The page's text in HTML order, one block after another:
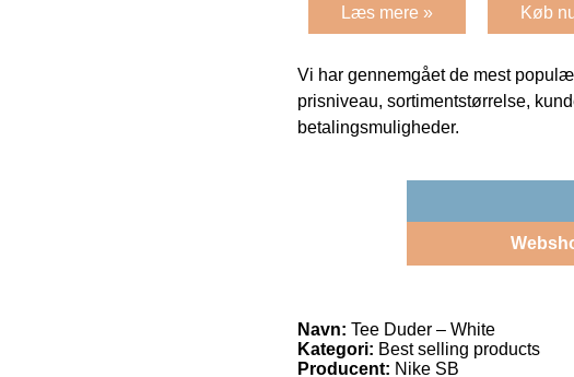
Læs mere » Køb
Vi har gennemgået de mest
prisniveau, sortimentstørrelse,
betalingsmuligheder.
Navn: Tee Duder – White
Kategori: Best selling products
Producent: Nike SB